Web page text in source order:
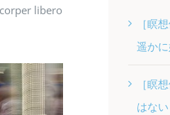
libero
［瞑
遥か
［瞑
はない